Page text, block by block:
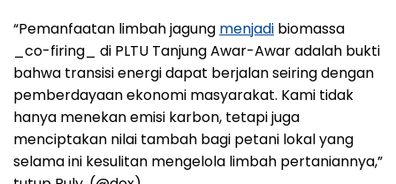
“Pemanfaatan limbah jagung menjadi biomassa
_co-firing_ di PLTU Tanjung Awar-Awar adalah bukti
bahwa transisi energi dapat berjalan seiring dengan
pemberdayaan ekonomi masyarakat. Kami tidak
hanya menekan emisi karbon, tetapi juga
menciptakan nilai tambah bagi petani lokal yang
selama ini kesulitan mengelola limbah pertaniannya,”